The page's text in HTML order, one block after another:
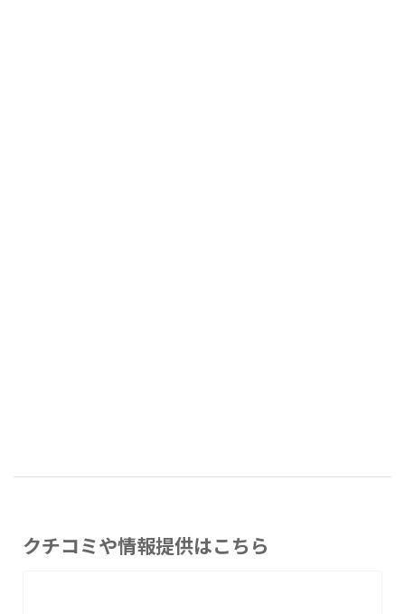
クチコミや情報提供はこちら